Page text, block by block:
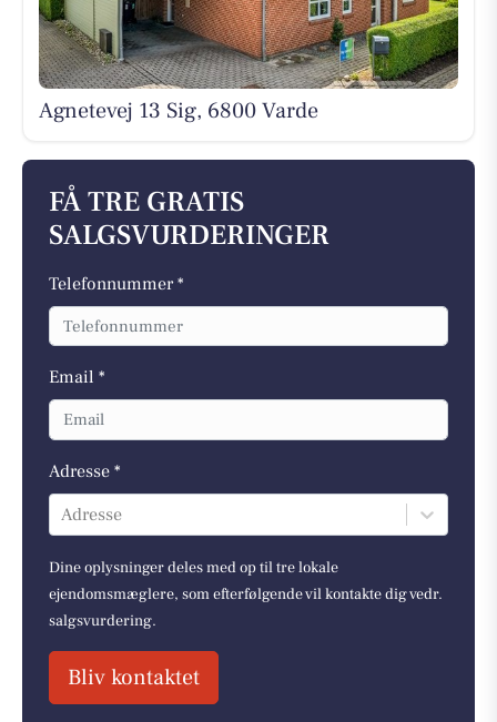
Agnetevej 13 Sig, 6800 Varde
FÅ TRE GRATIS
SALGSVURDERINGER
Telefonnummer *
Email *
Adresse *
Adresse
Dine oplysninger deles med op til tre lokale
ejendomsmæglere, som efterfølgende vil kontakte dig vedr.
salgsvurdering.
Bliv kontaktet